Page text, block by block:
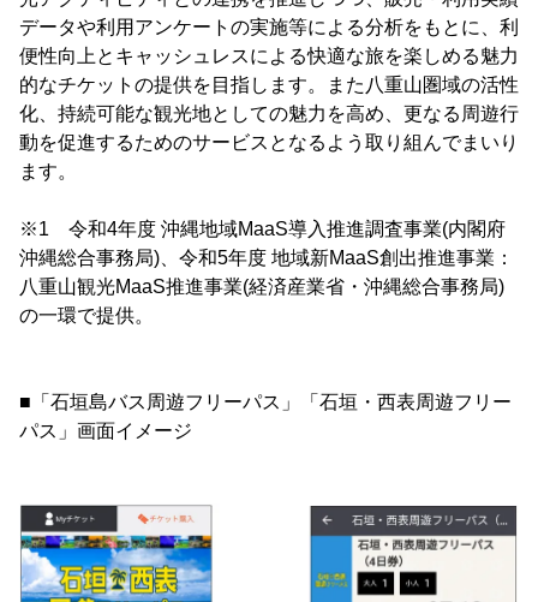
データや利用アンケートの実施等による分析をもとに、利
便性向上とキャッシュレスによる快適な旅を楽しめる魅力
的なチケットの提供を目指します。また八重山圏域の活性
化、持続可能な観光地としての魅力を高め、更なる周遊行
動を促進するためのサービスとなるよう取り組んでまいり
ます。
※1 令和4年度 沖縄地域MaaS導入推進調査事業(内閣府
沖縄総合事務局)、令和5年度 地域新MaaS創出推進事業：
八重山観光MaaS推進事業(経済産業省・沖縄総合事務局)
の一環で提供。
■「石垣島バス周遊フリーパス」「石垣・西表周遊フリー
パス」画面イメージ